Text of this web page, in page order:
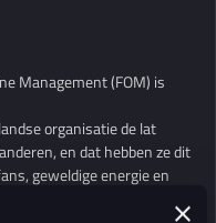
Management (FOM) is
organisatie de lat
en dat hebben ze dit
geweldige energie en